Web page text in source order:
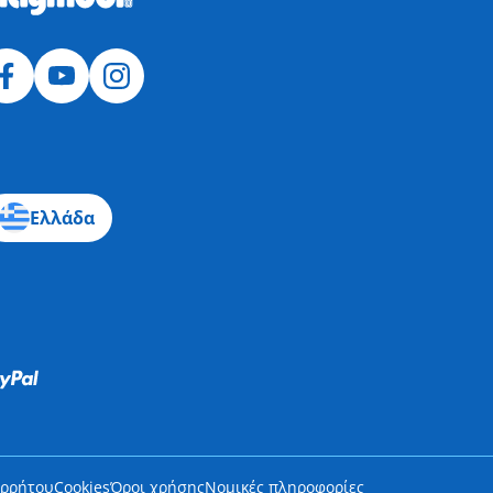
Ελλάδα
CookiesΌροι χρήσηςΝομικές πληροφορίες